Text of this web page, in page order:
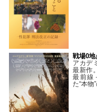
戦場0
アカデ
最新作
最前線
た“本物